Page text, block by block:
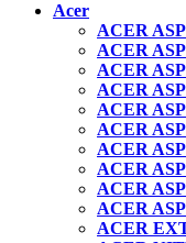
Acer
ACER
ACER
ACER
ACER
ACER
ACER
ACER
ACER
ACER
ACER
ACER